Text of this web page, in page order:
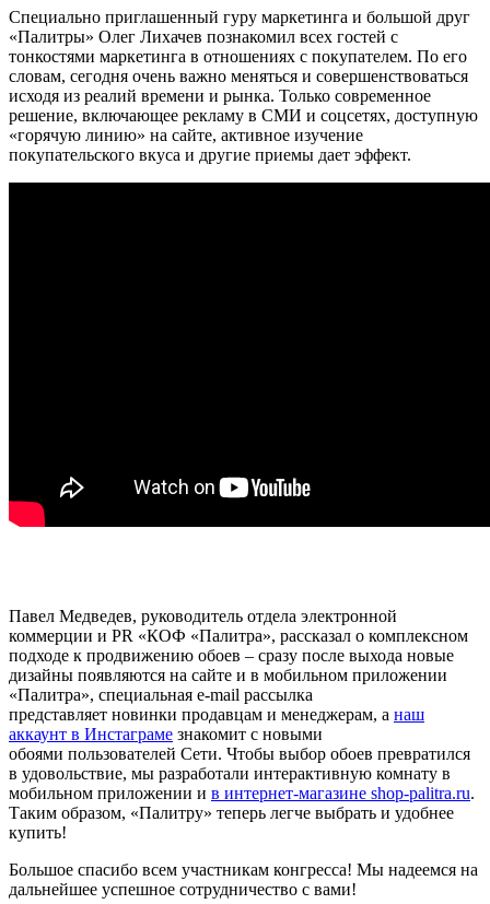
Специально приглашенный гуру маркетинга и большой друг
«Палитры» Олег Лихачев познакомил всех гостей с
тонкостями маркетинга в отношениях с покупателем. По его
словам, сегодня очень важно меняться и совершенствоваться
исходя из реалий времени и рынка. Только современное
решение, включающее рекламу в СМИ и соцсетях, доступную
«горячую линию» на сайте, активное изучение
покупательского вкуса и другие приемы дает эффект.
Павел Медведев, руководитель отдела электронной
коммерции и PR «КОФ «Палитра», рассказал о комплексном
подходе к продвижению обоев – сразу после выхода новые
дизайны появляются на сайте и в мобильном приложении
«Палитра», специальная e-mail рассылка
представляет новинки продавцам и менеджерам, а наш
аккаунт в Инстаграме знакомит с новыми
обоями пользователей Сети. Чтобы выбор обоев превратился
в удовольствие, мы разработали интерактивную комнату в
мобильном приложении и в интернет-магазине shop-palitra.ru.
Таким образом, «Палитру» теперь легче выбрать и удобнее
купить!
Большое спасибо всем участникам конгресса! Мы надеемся на
дальнейшее успешное сотрудничество с вами!